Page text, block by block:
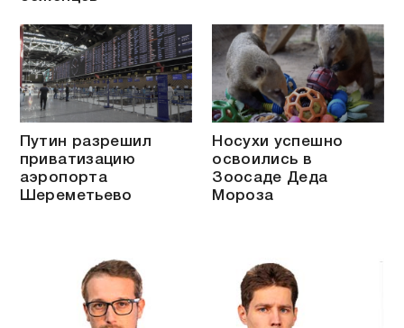
Путин разрешил
приватизацию
аэропорта
Шереметьево
Носухи успешно
освоились в
Зоосаде Деда
Мороза